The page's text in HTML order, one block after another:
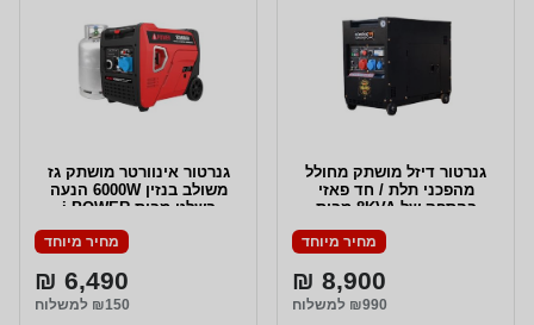
גנרטור דיזל מושתק מחולל
מהפכני תלת / חד פאזי
בהספק של 8KVA מבית
Kompak
מחיר מיוחד
8,900 ₪
₪990 למשלוח
גנרטור אינוורטר מושתק גז
משולב בנזין 6000W הנעה
בשלט מבית i POWER
מחיר מיוחד
6,490 ₪
₪150 למשלוח